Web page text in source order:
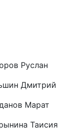
Руслан
Дмитрий
Марат
Таисия